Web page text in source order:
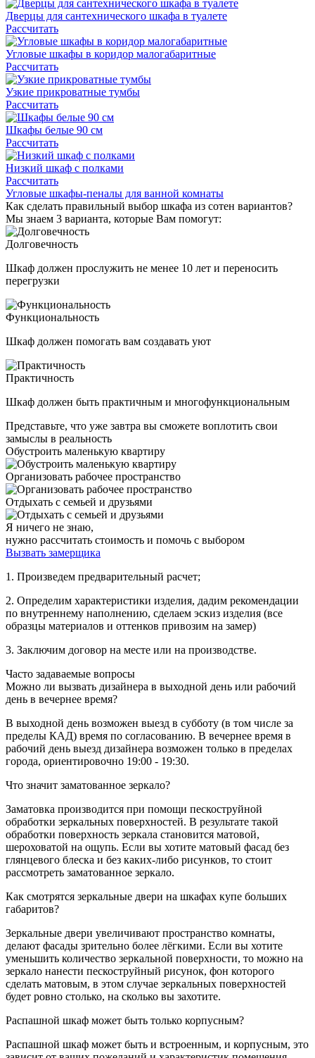
Дверцы для сантехнического шкафа в туалете
Рассчитать
Угловые шкафы в коридор малогабаритные
Рассчитать
Узкие прикроватные тумбы
Рассчитать
Шкафы белые 90 см
Рассчитать
Низкий шкаф с полками
Рассчитать
Угловые шкафы-пеналы для ванной комнаты
Как сделать правильный выбор шкафа из сотен вариантов?
Мы знаем 3 варианта, которые Вам помогут:
Долговечность
Шкаф должен прослужить не менее 10 лет и переносить
перегрузки
Функциональность
Шкаф должен помогать вам создавать уют
Практичность
Шкаф должен быть практичным и многофункциональным
Представьте, что уже завтра вы сможете воплотить свои
замыслы в реальность
Обустроить маленькую квартиру
Организовать рабочее пространство
Отдыхать с семьей и друзьями
Я ничего не знаю,
нужно рассчитать стоимость и помочь с выбором
Вызвать замерщика
1. Произведем предварительный расчет;
2. Определим характеристики изделия, дадим рекомендации
по внутреннему наполнению, сделаем эскиз изделия (все
образцы материалов и оттенков привозим на замер)
3. Заключим договор на месте или на производстве.
Часто задаваемые вопросы
Можно ли вызвать дизайнера в выходной день или рабочий
день в вечернее время?
В выходной день возможен выезд в субботу (в том числе за
пределы КАД) время по согласованию. В вечернее время в
рабочий день выезд дизайнера возможен только в пределах
города, ориентировочно 19:00 - 19:30.
Что значит заматованное зеркало?
Заматовка производится при помощи пескоструйной
обработки зеркальных поверхностей. В результате такой
обработки поверхность зеркала становится матовой,
шероховатой на ощупь. Если вы хотите матовый фасад без
глянцевого блеска и без каких-либо рисунков, то стоит
рассмотреть заматованное зеркало.
Как смотрятся зеркальные двери на шкафах купе больших
габаритов?
Зеркальные двери увеличивают пространство комнаты,
делают фасады зрительно более лёгкими. Если вы хотите
уменьшить количество зеркальной поверхности, то можно на
зеркало нанести пескоструйный рисунок, фон которого
сделать матовым, в этом случае зеркальных поверхностей
будет ровно столько, на сколько вы захотите.
Распашной шкаф может быть только корпусным?
Распашной шкаф может быть и встроенным, и корпусным, это